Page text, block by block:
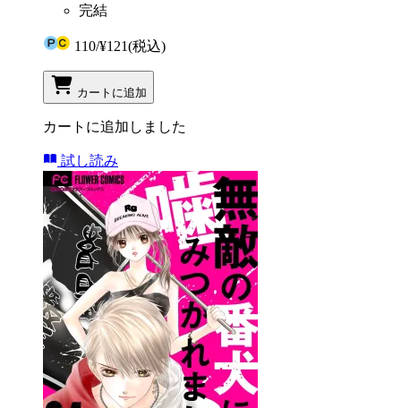
完結
110/¥121(税込)
カートに追加
カートに追加しました
試し読み